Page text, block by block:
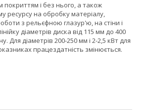
покриттям і без нього, а також
ресурсу на обробку матеріалу,
з рельєфною глазур'ю, на стіни і
діаметрів диска від 115 мм до 400
Для діаметрів 200-250 мм і 2-2,5 кВт для
працездатність змінюється.